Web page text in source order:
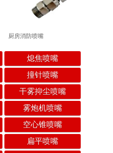
厨房消防喷嘴
熄焦喷嘴
撞针喷嘴
干雾抑尘喷嘴
雾炮机喷嘴
空心锥喷嘴
扁平喷嘴